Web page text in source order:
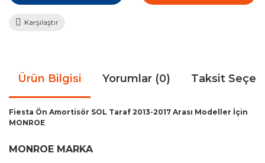
Karşılaştır
Ürün Bilgisi Yorumlar (0) Taksit
Fiesta Ön Amortisör SOL Taraf 2013-2017 Arası Modeller İçin
MONROE
MONROE MARKA